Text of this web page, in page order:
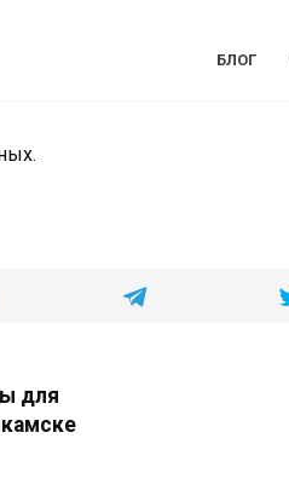
БЛОГ
для